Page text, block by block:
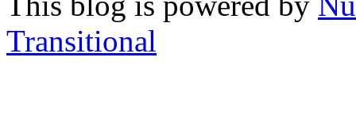
Transitional